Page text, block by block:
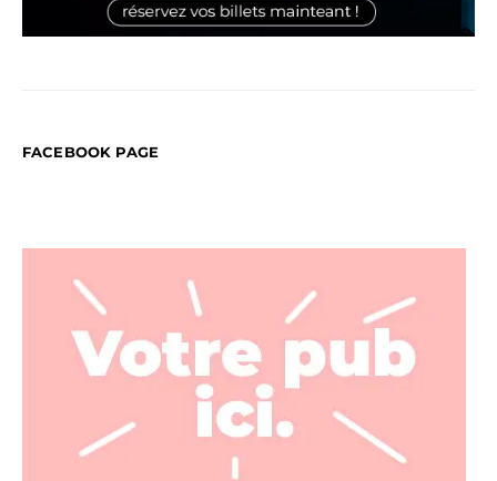
FACEBOOK PAGE